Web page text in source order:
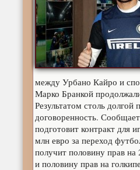
между Урбано Кайро и
Марко Бранкой
Результатом столь долгой
договоренность.
подготовит контракт для
млн евро за переход
получит половину прав на
и половину прав на